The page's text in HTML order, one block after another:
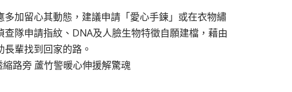
加留心其動態，建議申請「愛心手鍊」或在衣物繡
隊申請指紋、DNA及人臉生物特徵自願建檔，藉由
輩找到回家的路。
縮路旁 蘆竹警暖心伸援解驚魂